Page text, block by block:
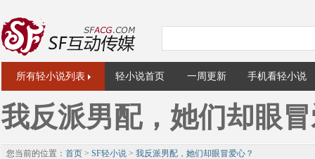
所有轻小说列表 轻小说首页 一周更新 手机看轻小说
我反派男配，她们却眼
您当前的位置： 首页 > SF轻小说 > 我反派男配，她们却眼冒爱心？